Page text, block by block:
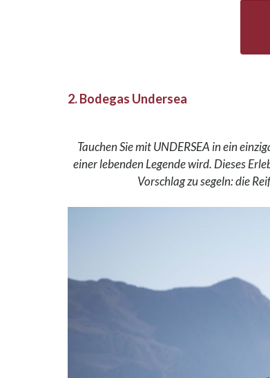
2. Bodegas Undersea
Tauchen Sie mit UNDERSEA in ein
einer lebenden Legende wird. Dieses
Vorschlag zu segeln: die